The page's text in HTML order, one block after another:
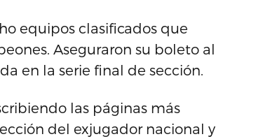
equipos clasificados que
Aseguraron su boleto al
en la serie final de sección.
las páginas más
del exjugador nacional y